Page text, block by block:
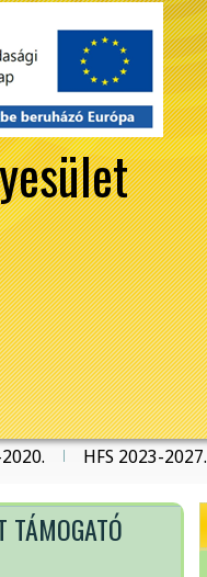
HFS 2023-2027.
TÁMOGATÓ